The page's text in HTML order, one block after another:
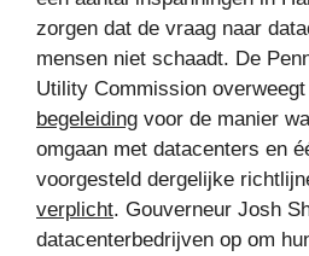
zorgen dat de vraag naar
mensen niet schaadt. De
Utility Commission
begeleiding voor de manier
omgaan met datacenters en
voorgesteld dergelijke
verplicht. Gouverneur Josh
datacenterbedrijven op om